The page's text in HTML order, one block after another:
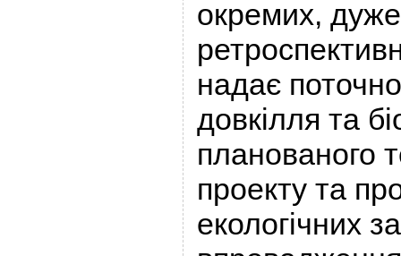
окремих,
надає
довкілля та
планованого
проекту та
екологічних